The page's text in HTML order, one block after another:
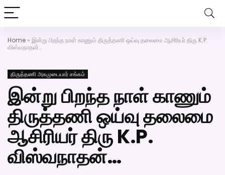
Home » இன்று பிறந்த நாள் காணும் திருத்தணி ஒய்வு தலைமை ஆசிரியர் திரு K.P.
விஸ்வநாதன்…
திருத்தணி அகமுடையார் சங்கம்
இன்று பிறந்த நாள் காணும்
திருத்தணி ஒய்வு தலைமை
ஆசிரியர் திரு K.P.
விஸ்வநாதன்…
அகமுடையார் திருமண வரன்களுக்கு அகமுடையார்மேட்ரி-
பெண் வீட்டாருக்கு 100% இலவச திருமண சேவை! வாட்ஸப்
Click Here to Download Matrimony App